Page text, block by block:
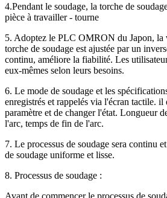
4.Pendant le soudage, la torche de
pièce à travailler - tourne
5. Adoptez le PLC OMRON du Japon, la
torche de soudage est ajustée par un
continu, améliore la fiabilité. Les
eux-mêmes selon leurs besoins.
6. Le mode de soudage et les
enregistrés et rappelés via l'écran tactile.
paramètre et de changer l'état. Longueur
l'arc, temps de fin de l'arc.
7. Le processus de soudage sera continu
de soudage uniforme et lisse.
8. Processus de soudage :
Avant de commencer le processus de